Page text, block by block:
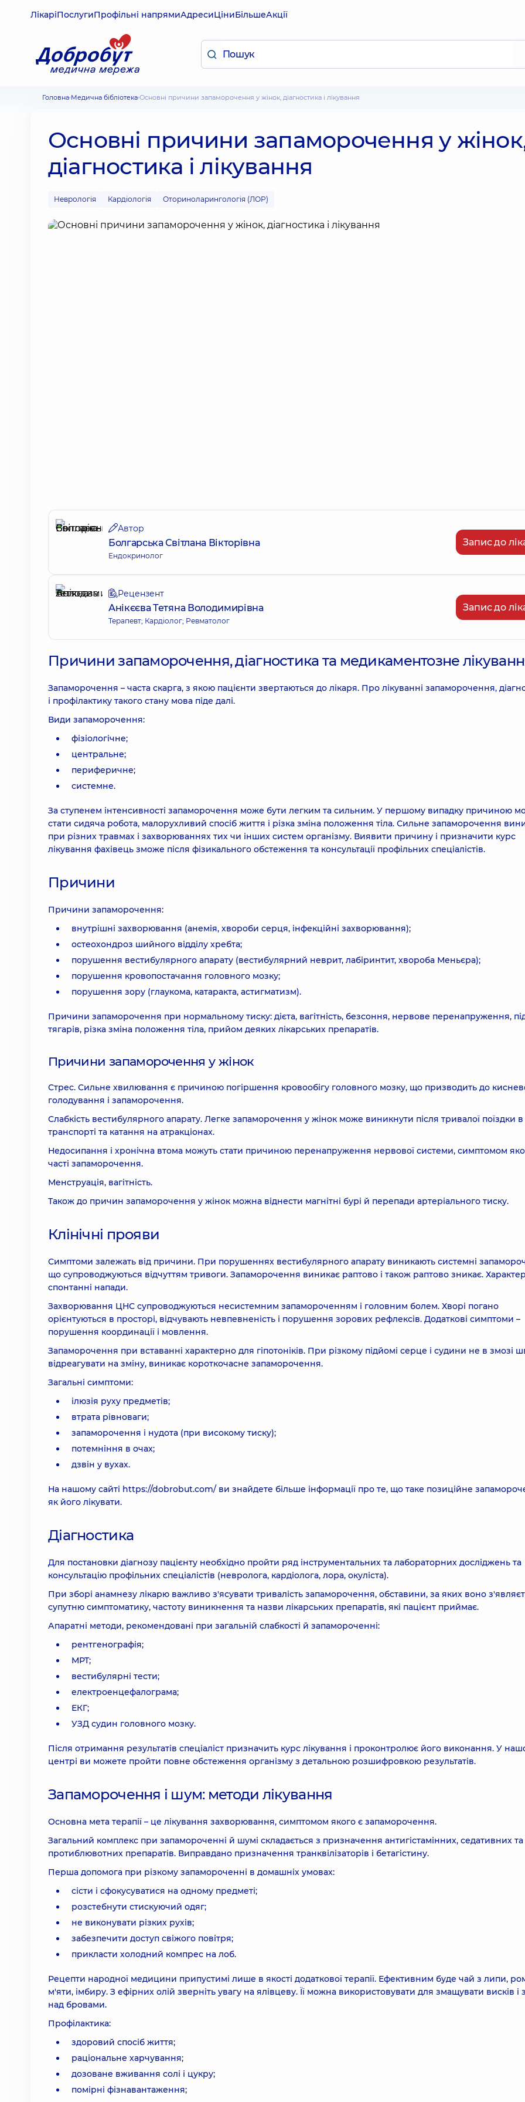
ЛікаріПослугиПрофільні напрямиАдресиЦіниБільшеАкції
Головна Медична бібліотека Основні причини запаморочення у жінок, діагностика і лікування
Основні причини запаморочення у
діагностика і лікування
Неврологія Кардіологія Оториноларингологія (ЛОР)
Автор
Болгарська Світлана Вікторівна
Ендокринолог
Запис до
Рецензент
Анікєєва Тетяна Володимирівна
Терапевт; Кардіолог; Ревматолог
Запис до
Причини запаморочення, діагностика та медикаментозне
Запаморочення – часта скарга, з якою пацієнти звертаються до лікаря. Про лікуванні запаморочення,
і профілактику такого стану мова піде далі.
Види запаморочення:
фізіологічне;
центральне;
периферичне;
системне.
За ступенем інтенсивності запаморочення може бути легким та сильним. У першому випадку причиною
стати сидяча робота, малорухливий спосіб життя і різка зміна положення тіла. Сильне запаморочення
при різних травмах і захворюваннях тих чи інших систем організму. Виявити причину і призначити курс
лікування фахівець зможе після фізикального обстеження та консультації профільних спеціалістів.
Причини
Причини запаморочення:
внутрішні захворювання (анемія, хвороби серця, інфекційні захворювання);
остеохондроз шийного відділу хребта;
порушення вестибулярного апарату (вестибулярний неврит, лабіринтит, хвороба Меньєра);
порушення кровопостачання головного мозку;
порушення зору (глаукома, катаракта, астигматизм).
Причини запаморочення при нормальному тиску: дієта, вагітність, безсоння, нервове перенапруження,
тягарів, різка зміна положення тіла, прийом деяких лікарських препаратів.
Причини запаморочення у жінок
Стрес. Сильне хвилювання є причиною погіршення кровообігу головного мозку, що призводить до
голодування і запаморочення.
Слабкість вестибулярного апарату. Легке запаморочення у жінок може виникнути після тривалої поїздки в
транспорті та катання на атракціонах.
Недосипання і хронічна втома можуть стати причиною перенапруження нервової системи, симптомом
часті запаморочення.
Менструація, вагітність.
Також до причин запаморочення у жінок можна віднести магнітні бурі й перепади артеріального тиску.
Клінічні прояви
Симптоми залежать від причини. При порушеннях вестибулярного апарату виникають системні
що супроводжуються відчуттям тривоги. Запаморочення виникає раптово і також раптово зникає.
спонтанні напади.
Захворювання ЦНС супроводжуються несистемним запамороченням і головним болем. Хворі погано
орієнтуються в просторі, відчувають невпевненість і порушення зорових рефлексів. Додаткові симптоми –
порушення координації і мовлення.
Запаморочення при вставанні характерно для гіпотоніків. При різкому підйомі серце і судини не в змозі
відреагувати на зміну, виникає короткочасне запаморочення.
Загальні симптоми:
ілюзія руху предметів;
втрата рівноваги;
запаморочення і нудота (при високому тиску);
потемніння в очах;
дзвін у вухах.
На нашому сайті https://dobrobut.com/ ви знайдете більше інформації про те, що таке позиційне
як його лікувати.
Діагностика
Для постановки діагнозу пацієнту необхідно пройти ряд інструментальних та лабораторних досліджень та
консультацію профільних спеціалістів (невролога, кардіолога, лора, окуліста).
При зборі анамнезу лікарю важливо з'ясувати тривалість запаморочення, обставини, за яких воно
супутню симптоматику, частоту виникнення та назви лікарських препаратів, які пацієнт приймає.
Апаратні методи, рекомендовані при загальній слабкості й запамороченні:
рентгенографія;
МРТ;
вестибулярні тести;
електроенцефалограма;
ЕКГ;
УЗД судин головного мозку.
Після отримання результатів спеціаліст призначить курс лікування і проконтролює його виконання. У
центрі ви можете пройти повне обстеження організму з детальною розшифровкою результатів.
Запаморочення і шум: методи лікування
Основна мета терапії – це лікування захворювання, симптомом якого є запаморочення.
Загальний комплекс при запамороченні й шумі складається з призначення антигістамінних, седативних та
протиблювотних препаратів. Виправдано призначення транквілізаторів і бетагістину.
Перша допомога при різкому запамороченні в домашніх умовах:
сісти і сфокусуватися на одному предметі;
розстебнути стискуючий одяг;
не виконувати різких рухів;
забезпечити доступ свіжого повітря;
прикласти холодний компрес на лоб.
Рецепти народної медицини припустимі лише в якості додаткової терапії. Ефективним буде чай з липи,
м'яти, імбиру. З ефірних олій зверніть увагу на ялівцеву. Її можна використовувати для змащувати висків і
над бровами.
Профілактика:
здоровий спосіб життя;
раціональне харчування;
дозоване вживання солі і цукру;
помірні фізнавантаження;